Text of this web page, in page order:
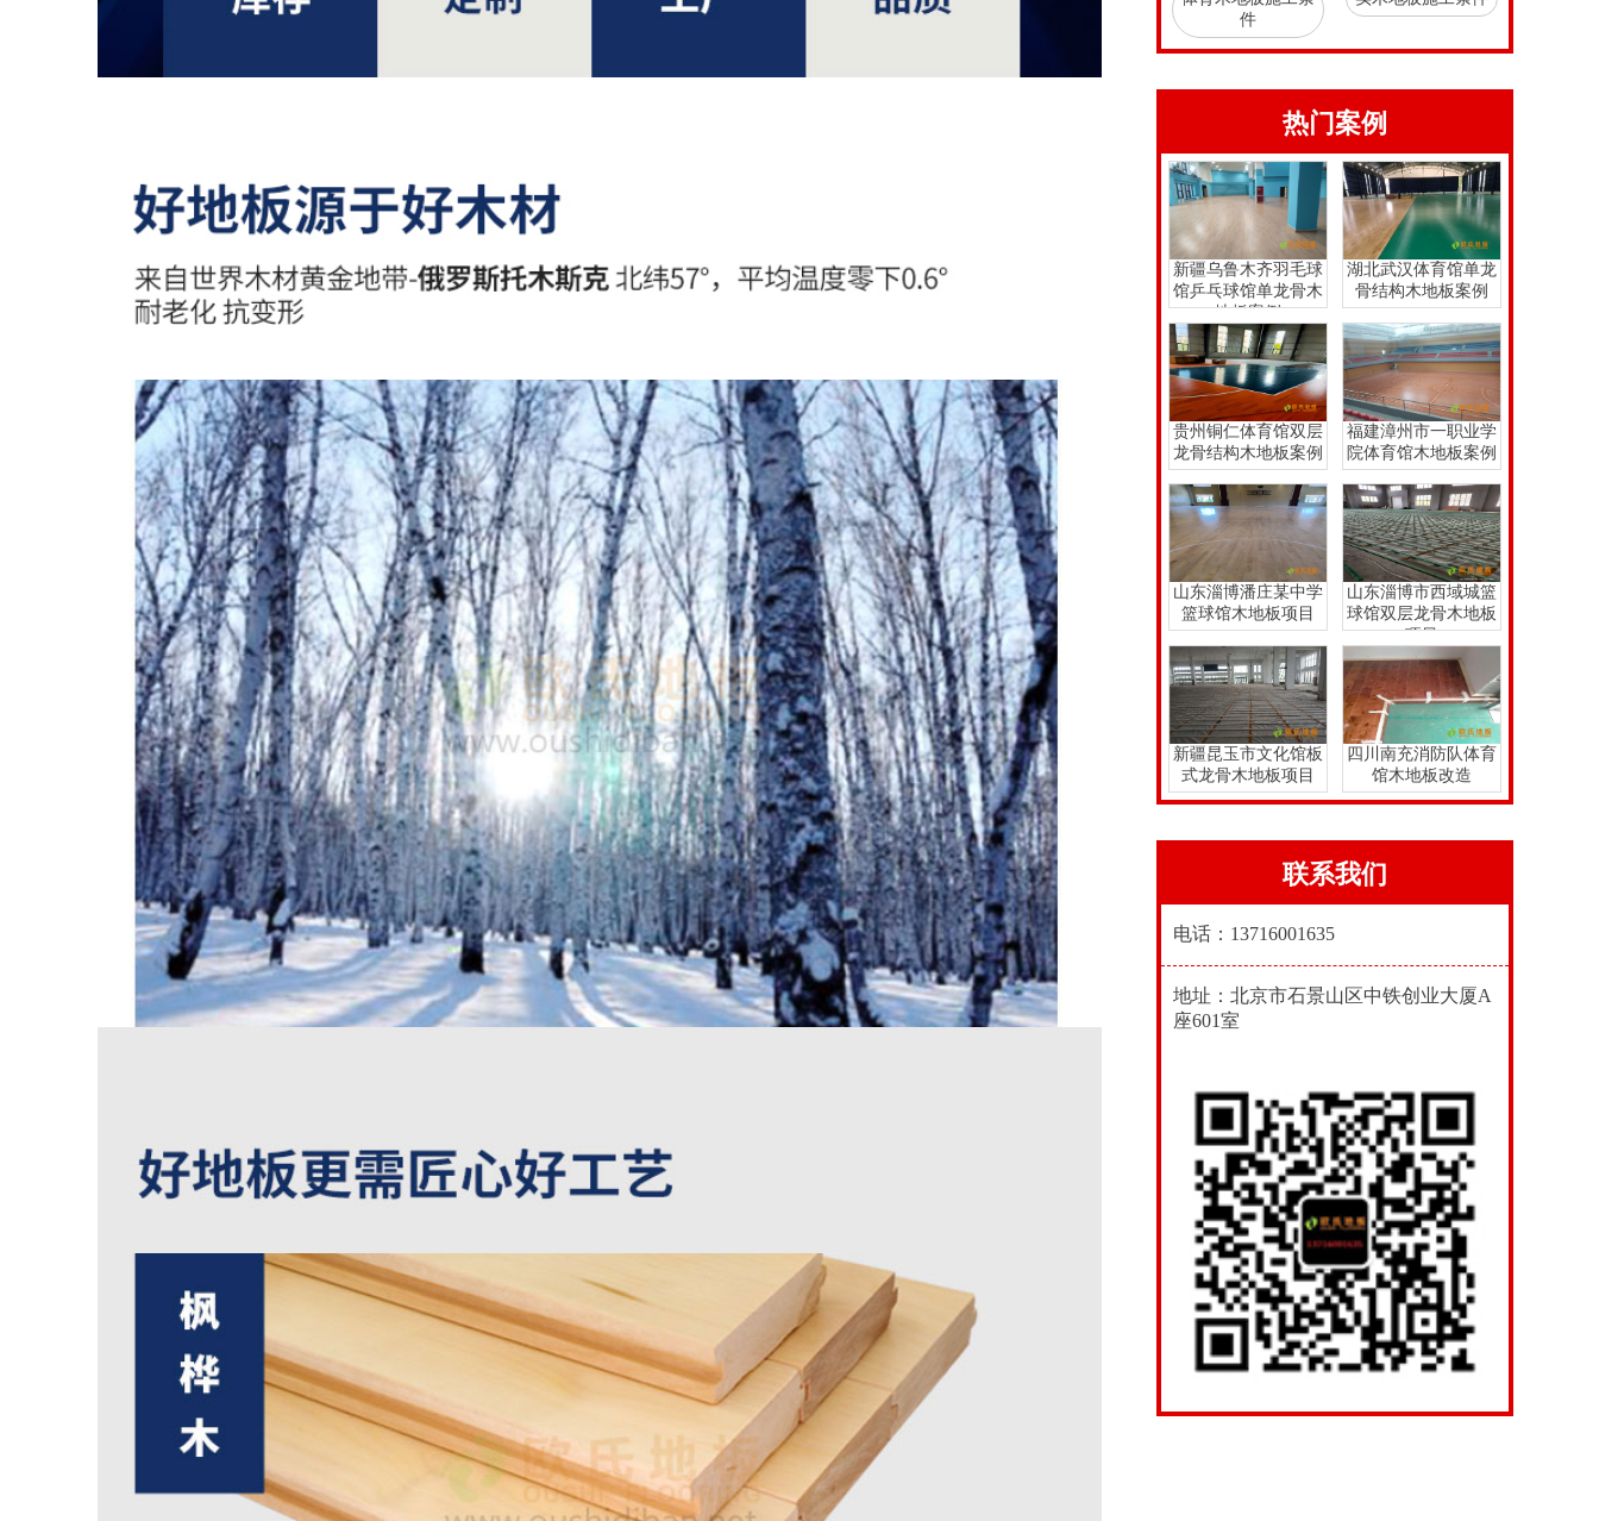
件
热门案例
新疆乌鲁木齐羽毛球
馆乒乓球馆单龙骨木
地板案例
湖北武汉体育馆单龙
骨结构木地板案例
贵州铜仁体育馆双层
龙骨结构木地板案例
福建漳州市一职业学
院体育馆木地板案例
山东淄博潘庄某中学
篮球馆木地板项目
山东淄博市西域城篮
球馆双层龙骨木地板
项目
新疆昆玉市文化馆板
式龙骨木地板项目
四川南充消防队体育
馆木地板改造
联系我们
电话：13716001635
地址：北京市石景山区中铁创业大厦A
座601室